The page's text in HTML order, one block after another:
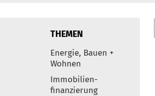
Elemente
THEMEN
Energie, Bauen +
Wohnen
Immobilien-
finanzierung